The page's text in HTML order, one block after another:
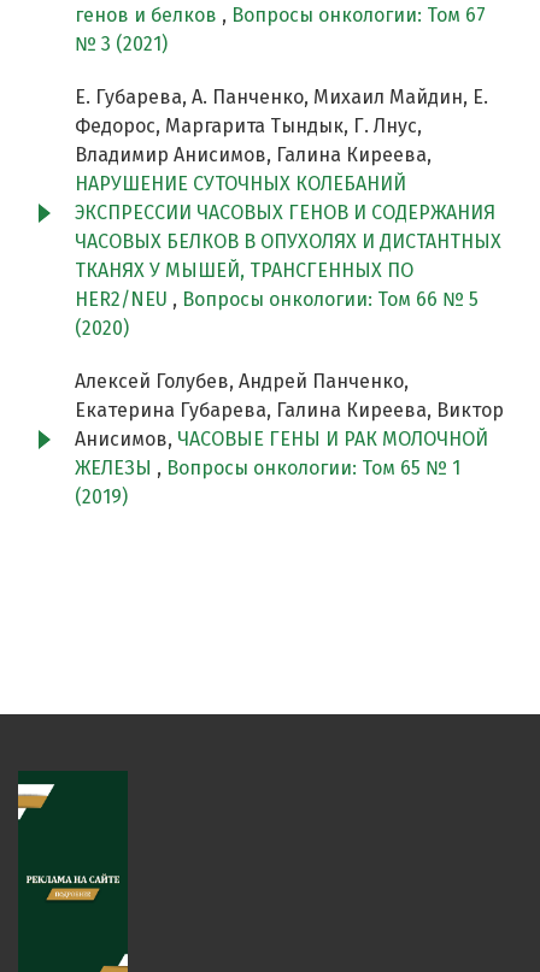
генов и белков , Вопросы онкологии: Том 67
№ 3 (2021)
Е. Губарева, А. Панченко, Михаил Майдин, Е.
Федорос, Маргарита Тындык, Г. Лнус,
Владимир Анисимов, Галина Киреева,
НАРУШЕНИЕ СУТОЧНЫХ КОЛЕБАНИЙ
ЭКСПРЕССИИ ЧАСОВЫХ ГЕНОВ И СОДЕРЖАНИЯ
ЧАСОВЫХ БЕЛКОВ В ОПУХОЛЯХ И ДИСТАНТНЫХ
ТКАНЯХ У МЫШЕЙ, ТРАНСГЕННЫХ ПО
HER2/NEU , Вопросы онкологии: Том 66 № 5
(2020)
Алексей Голубев, Андрей Панченко,
Екатерина Губарева, Галина Киреева, Виктор
Анисимов, ЧАСОВЫЕ ГЕНЫ И РАК МОЛОЧНОЙ
ЖЕЛЕЗЫ , Вопросы онкологии: Том 65 № 1
(2019)